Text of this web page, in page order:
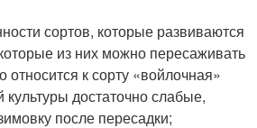
сортов, которые развиваются
из них можно пересаживать
относится к сорту «войлочная»
достаточно слабые,
после пересадки;